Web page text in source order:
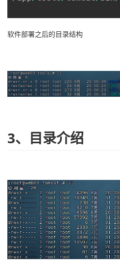
软件部署之后的目录结构
3、目录介绍